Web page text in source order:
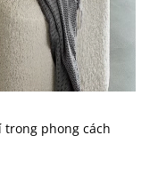
phong cách